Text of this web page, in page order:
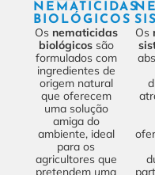
NEMATICIDAS
BIOLÓGICOS
Os nematicidas
biológicos são
formulados com
ingredientes de
origem natural
que oferecem
uma solução
amiga do
ambiente, ideal
para os
agricultores que
pretendem uma
Os